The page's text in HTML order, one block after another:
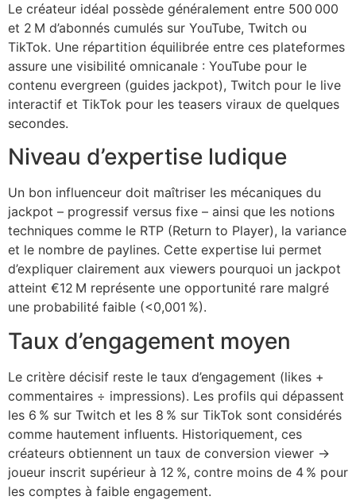
panel
panel
panel
panel
panel
panel
panel
panel
panel
panel
panel
panel
panel
satın al
Panel
Le créateur idéal possède généralement entre 500 000
et 2 M d’abonnés cumulés sur YouTube, Twitch ou
TikTok. Une répartition équilibrée entre ces plateformes
assure une visibilité omnicanale : YouTube pour le
contenu evergreen (guides jackpot), Twitch pour le live
interactif et TikTok pour les teasers viraux de quelques
secondes.
Niveau d’expertise ludique
Un bon influenceur doit maîtriser les mécaniques du
jackpot – progressif versus fixe – ainsi que les notions
techniques comme le RTP (Return to Player), la variance
et le nombre de paylines. Cette expertise lui permet
d’expliquer clairement aux viewers pourquoi un jackpot
atteint €12 M représente une opportunité rare malgré
une probabilité faible (<0,001 %).
Taux d’engagement moyen
Le critère décisif reste le taux d’engagement (likes +
commentaires ÷ impressions). Les profils qui dépassent
les 6 % sur Twitch et les 8 % sur TikTok sont considérés
comme hautement influents. Historiquement, ces
créateurs obtiennent un taux de conversion viewer →
joueur inscrit supérieur à 12 %, contre moins de 4 % pour
les comptes à faible engagement.